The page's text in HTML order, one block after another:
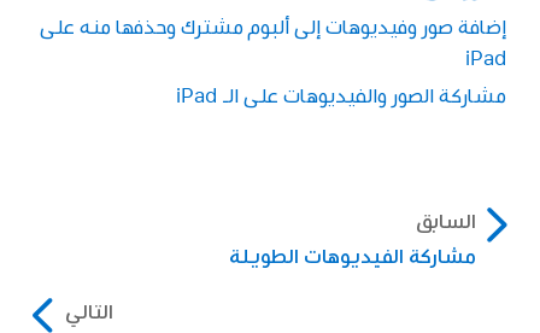
إضافة صور وفيديوهات إلى ألبوم مشترك وحذفها منه على
iPad
مشاركة الصور والفيديوهات على الـ iPad
السابق
مشاركة الفيديوهات الطويلة
التالي